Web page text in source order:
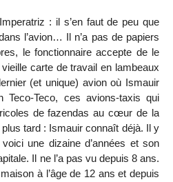
: il s’en faut de peu que
l’avion… Il n’a pas de papiers
le fonctionnaire accepte de le
carte de travail en lambeaux
(et unique) avion où Ismauir
Teco-Teco, ces avions-taxis qui
de fazendas au cœur de la
tard : Ismauir connaît déjà. Il y
une dizaine d’années et son
Il ne l’a pas vu depuis 8 ans.
à l’âge de 12 ans et depuis